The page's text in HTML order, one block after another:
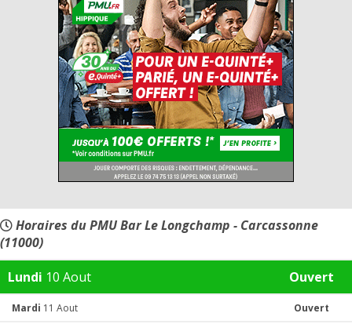
Horaires du PMU Bar Le Longchamp - Carcassonne
(11000)
Lundi 10 Aout Ouvert
Mardi 11 Aout Ouvert